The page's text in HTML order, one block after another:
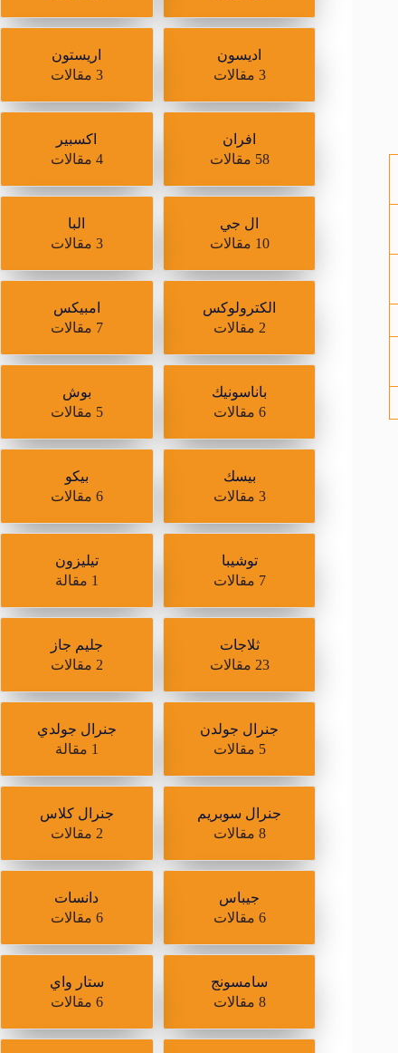
اديسون
3 مقالات
اريستون
3 مقالات
افران
58 مقالات
اكسبير
4 مقالات
ال جي
10 مقالات
البا
3 مقالات
الكترولوكس
2 مقالات
امبيكس
7 مقالات
باناسونيك
6 مقالات
بوش
5 مقالات
بيسك
3 مقالات
بيكو
6 مقالات
توشيبا
7 مقالات
تيليزون
1 مقالة
ثلاجات
23 مقالات
جليم جاز
2 مقالات
جنرال جولدن
5 مقالات
جنرال جولدي
1 مقالة
جنرال سوبريم
8 مقالات
جنرال كلاس
2 مقالات
جيباس
6 مقالات
دانسات
6 مقالات
سامسونج
8 مقالات
ستار واي
6 مقالات